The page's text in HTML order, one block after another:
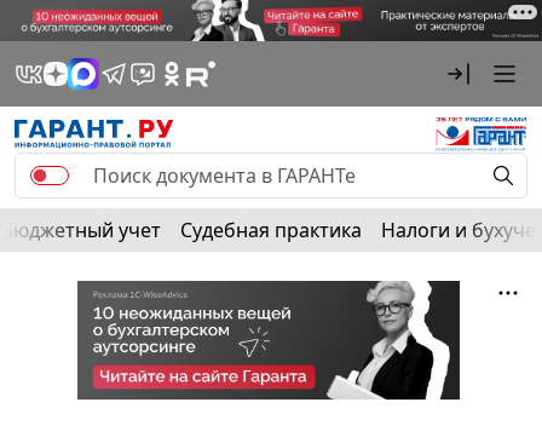
Бюджетный учет Судебная практика Налоги и